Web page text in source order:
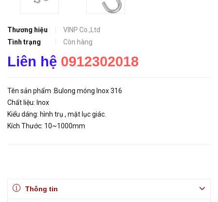
Thương hiệu
VINP Co.,Ltd
Tình trạng
Còn hàng
Liên hệ 0912302018
Tên sản phẩm :Bulong móng Inox 316
Chất liệu: Inox
Kiểu dáng: hình trụ , mặt lục giác.
Kích Thước: 10~1000mm
Thông tin